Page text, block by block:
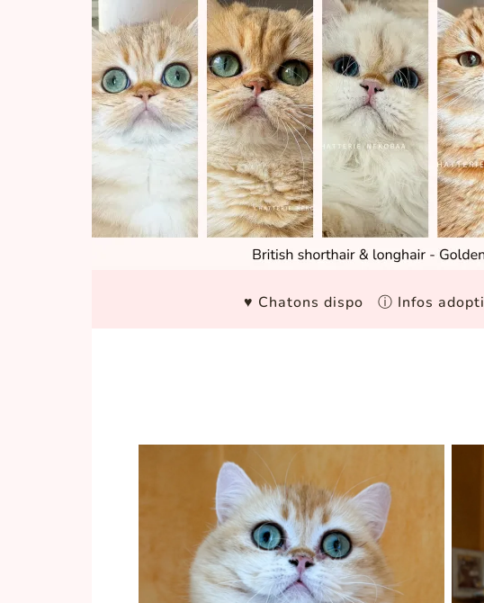
♥ Chatons dispo ⓘ Infos